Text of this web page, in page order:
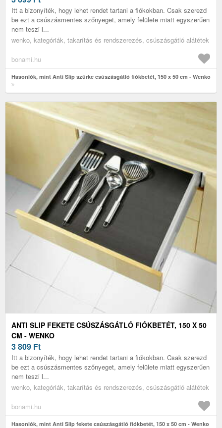
Itt a bizonyíték, hogy lehet rendet tartani a fiókokban. Csak szerezd
be ezt a csúszásmentes szőnyeget, amely felülete miatt egyszerűen
nem teszi l...
wenko, kategóriák, takarítás és rendszerezés, csúszásgátló alátétek
bonami.hu
Hasonlók, mint Anti Slip szürke csúszásgátló fiókbetét, 150 x 50 cm - Wenko
ANTI SLIP FEKETE CSÚSZÁSGÁTLÓ FIÓKBETÉT, 150 X 50
CM - WENKO
3 809 Ft
Itt a bizonyíték, hogy lehet rendet tartani a fiókokban. Csak szerezd
be ezt a csúszásmentes szőnyeget, amely felülete miatt egyszerűen
nem teszi l...
wenko, kategóriák, takarítás és rendszerezés, csúszásgátló alátétek
bonami.hu
Hasonlók, mint Anti Slip fekete csúszásgátló fiókbetét, 150 x 50 cm - Wenko